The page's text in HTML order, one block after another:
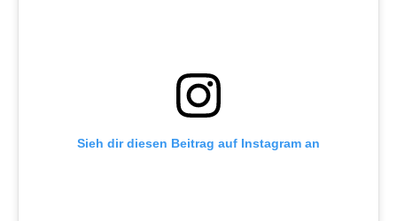
Sieh dir diesen Beitrag auf Instagram an